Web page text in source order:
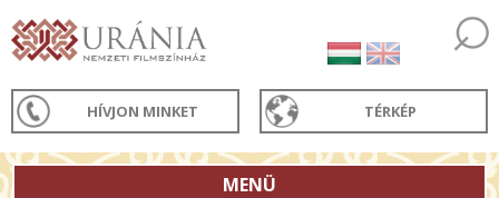
HÍVJON MINKET TÉRKÉP
MENÜ